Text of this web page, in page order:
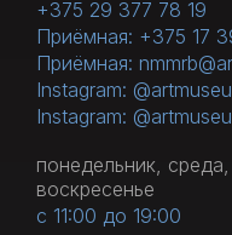
+375 29 377 78 19
Приёмная: +375 17
Приёмная:
Instagram:
Instagram:
понедельник,
воскресенье
с 11:00 до 19:00